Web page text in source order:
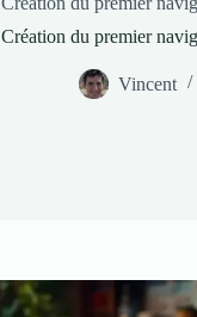
Création du premier
Vincent